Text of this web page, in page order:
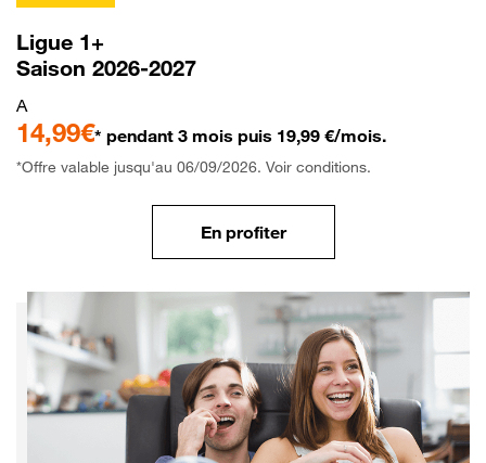
Ligue 1+
Saison 2026-2027
A
14,99€* pendant 3 mois puis 19,99 €/mois.
*Offre valable jusqu'au 06/09/2026. Voir conditions.
En profiter